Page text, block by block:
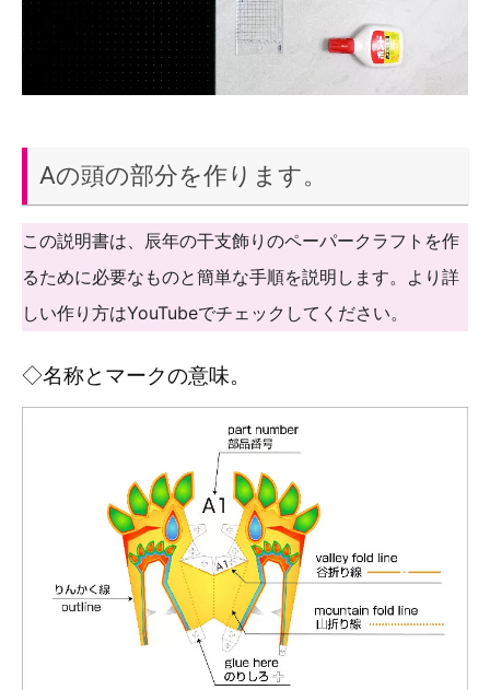
Aの頭の部分を作ります。
この説明書は、辰年の干支飾りのペーパークラフトを作
るために必要なものと簡単な手順を説明します。より詳
しい作り方はYouTubeでチェックしてください。
◇名称とマークの意味。